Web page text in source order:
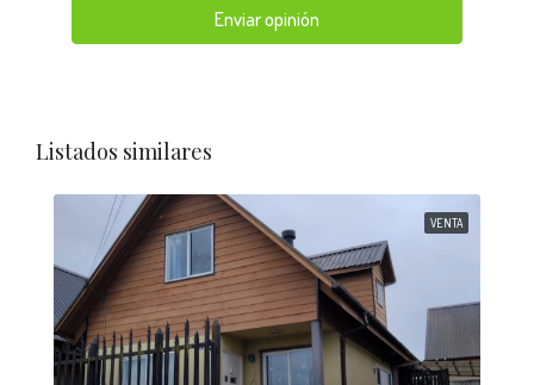
Enviar opinión
Listados similares
VENTA